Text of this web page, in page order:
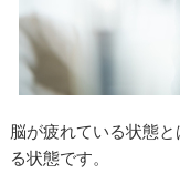
脳が疲れている状態
る状態です。